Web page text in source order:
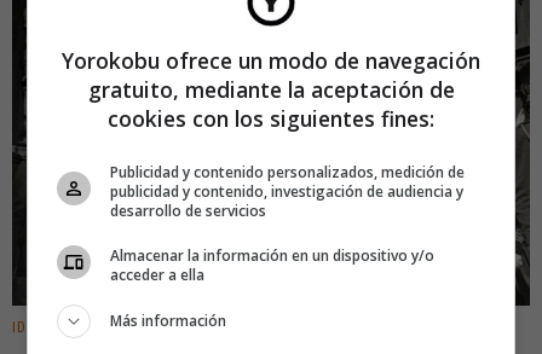
IDEAS
Yorokobu ofrece un modo de navegación
gratuito, mediante la aceptación de
cookies con los siguientes fines:
Publicidad y contenido personalizados, medición de
publicidad y contenido, investigación de audiencia y
desarrollo de servicios
Almacenar la información en un dispositivo y/o
acceder a ella
Más información